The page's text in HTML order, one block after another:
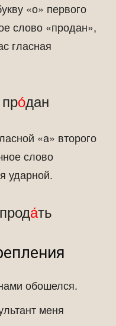
«о» первого
слово «продан»,
гласная
о́дан
«а» второго
слово
ударной.
а́ть
обошелся.
меня